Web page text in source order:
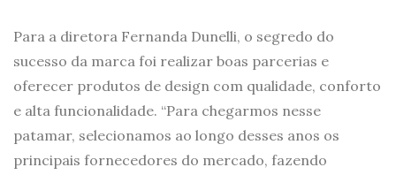
Para a diretora Fernanda Dunelli, o segredo do
sucesso da marca foi realizar boas parcerias e
oferecer produtos de design com qualidade, conforto
e alta funcionalidade. “Para chegarmos nesse
patamar, selecionamos ao longo desses anos os
principais fornecedores do mercado, fazendo